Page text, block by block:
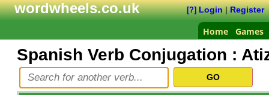
wordwheels.co.uk [?] Login|Register
Home Games
Spanish Verb Conjugation :